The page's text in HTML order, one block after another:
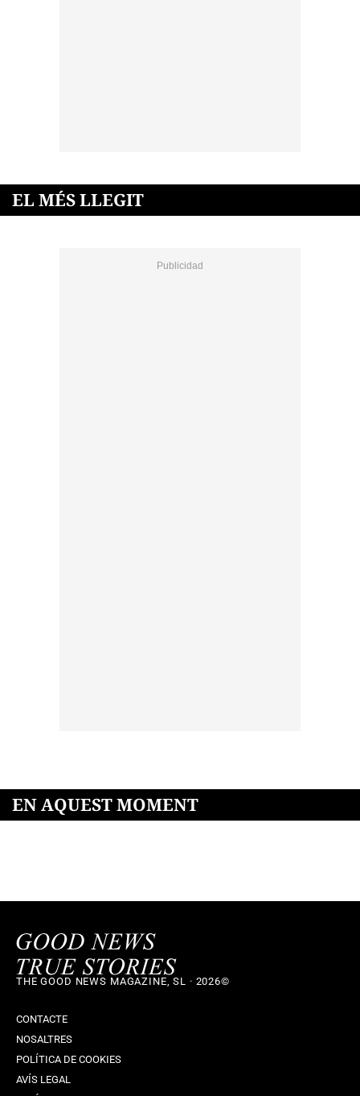
EL MÉS LLEGIT
EN AQUEST MOMENT
THE GOOD NEWS MAGAZINE, SL · 2026©
CONTACTE
NOSALTRES
POLÍTICA DE COOKIES
AVÍS LEGAL